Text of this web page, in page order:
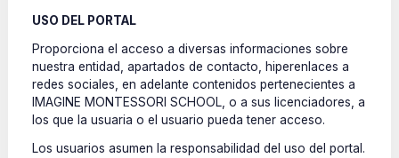
USO DEL PORTAL
Proporciona el acceso a diversas informaciones sobre
nuestra entidad, apartados de contacto, hiperenlaces a
redes sociales, en adelante contenidos pertenecientes a
IMAGINE MONTESSORI SCHOOL, o a sus licenciadores, a
los que la usuaria o el usuario pueda tener acceso.
Los usuarios asumen la responsabilidad del uso del portal.